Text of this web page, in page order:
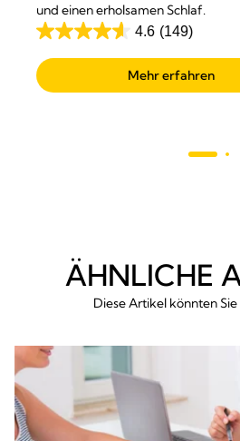
und einen erholsamen Schlaf.
4.6 (149)
4.6
von
5
Mehr erfahren
ÄHNLICHE
Diese Artikel könnten